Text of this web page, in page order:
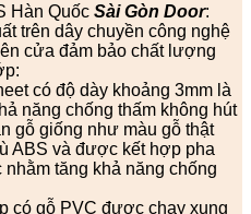
Hàn Quốc Sài Gòn Door:
trên dây chuyền công nghệ
cửa đảm bảo chất lượng
có độ dày khoảng 3mm là
năng chống thấm không hút
gỗ giống như màu gỗ thật
ABS và được kết hợp pha
tăng khả năng chống
có gỗ PVC được chạy xung